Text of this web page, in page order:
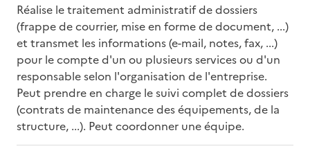
Réalise le traitement administratif de dossiers
(frappe de courrier, mise en forme de document, ...)
et transmet les informations (e-mail, notes, fax, ...)
pour le compte d'un ou plusieurs services ou d'un
responsable selon l'organisation de l'entreprise.
Peut prendre en charge le suivi complet de dossiers
(contrats de maintenance des équipements, de la
structure, ...). Peut coordonner une équipe.